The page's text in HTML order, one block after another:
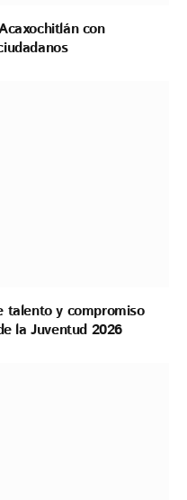
con
talento y compromiso
la Juventud 2026